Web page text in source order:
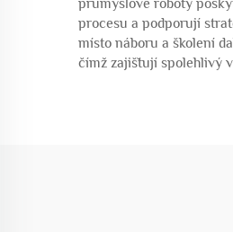
průmyslové roboty
procesu a podporují
místo náboru a školení
čímž zajišťují spolehlivý